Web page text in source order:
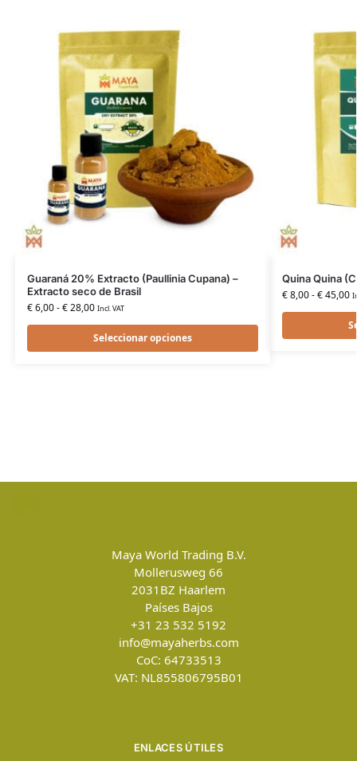
Guaraná 20% Extracto (Paullinia Cupana) –
Extracto seco de Brasil
€6,00-€28,00 Incl. VAT
Seleccionar opciones
Quina Quina
€8,00-€45,00
Maya World Trading B.V.
Mollerusweg 66
2031BZ Haarlem
Países Bajos
+31 23 532 5192
info@mayaherbs.com
CoC: 64733513
VAT: NL855806795B01
ENLACES ÚTILES